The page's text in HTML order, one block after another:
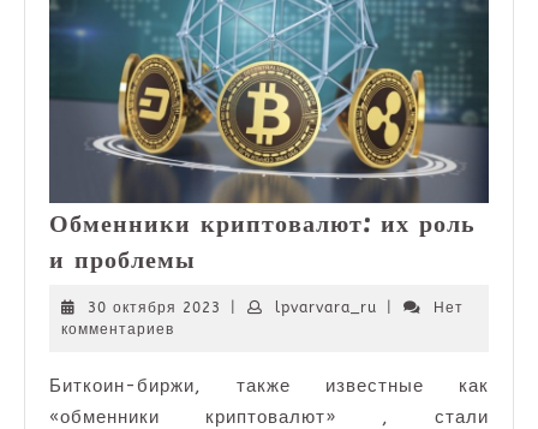
Обменники криптовалют: их роль
и проблемы
их
проблемы
30 октября 2023 30
lpvarvara_ru lpvarvara_ru
Нет
комментариев
Биткоин-биржи, также известные как
«обменники криптовалют» , стали